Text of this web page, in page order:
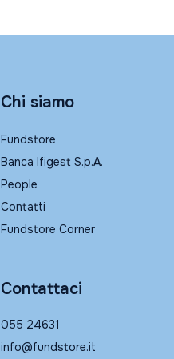
Chi siamo
Fundstore
Banca Ifigest S.p.A.
People
Contatti
Fundstore Corner
Contattaci
055 24631
info@fundstore.it